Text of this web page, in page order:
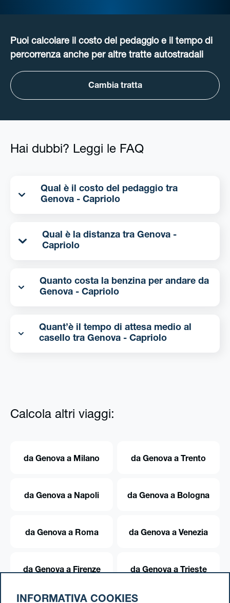
Puoi calcolare il costo del pedaggio e il tempo di
percorrenza anche per altre tratte autostradali
Cambia tratta
Hai dubbi? Leggi le FAQ
Qual è il costo del pedaggio tra
Genova - Capriolo
Qual è la distanza tra Genova -
Capriolo
Quanto costa la benzina per andare da
Genova - Capriolo
Quant’è il tempo di attesa medio al
casello tra Genova - Capriolo
Calcola altri viaggi:
da Genova a Milano da Genova a Trento
da Genova a Napoli da Genova a Bologna
da Genova a Roma da Genova a Venezia
da Genova a Firenze da Genova a Trieste
INFORMATIVA COOKIES